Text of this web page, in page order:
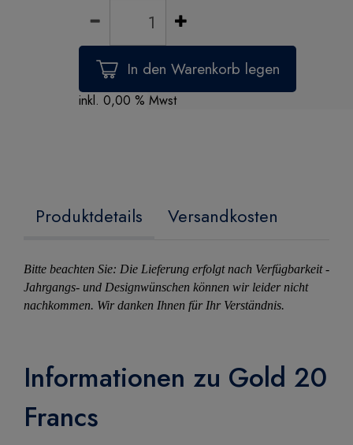
inkl. 0,00 % Mwst
Produktdetails Versandkosten
Bitte beachten Sie: Die Lieferung erfolgt nach Verfügbarkeit -
Jahrgangs- und Designwünschen können wir leider nicht
nachkommen. Wir danken Ihnen für Ihr Verständnis.
Informationen zu Gold 20
Francs